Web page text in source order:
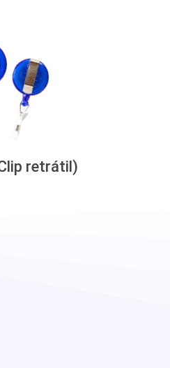
retrátil)